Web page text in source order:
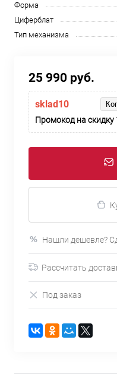
Форма
Циферблат
Тип механизма
25 990 руб.
sklad10
Промокод на скидку
Нашли дешевле?
Рассчитать
Под заказ